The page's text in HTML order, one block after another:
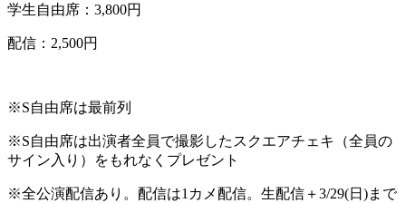
学生自由席：3,800円
配信：2,500円
※S自由席は最前列
※S自由席は出演者全員で撮影したスクエアチェキ（全員の
サイン入り）をもれなくプレゼント
※全公演配信あり。配信は1カメ配信。生配信＋3/29(日)まで